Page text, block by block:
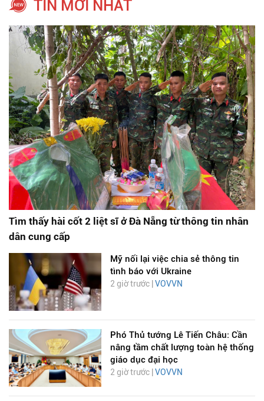
TIN MỚI NHẤT
Tìm thấy hài cốt 2 liệt sĩ ở Đà Nẵng từ thông tin nhân
dân cung cấp
Mỹ nối lại việc chia sẻ thông tin
tình báo với Ukraine
2 giờ trước | VOVVN
Phó Thủ tướng Lê Tiến Châu: Cần
nâng tầm chất lượng toàn hệ thống
giáo dục đại học
2 giờ trước | VOVVN